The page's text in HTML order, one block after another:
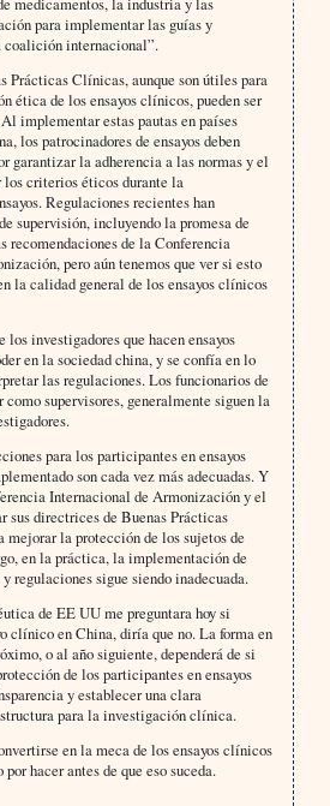
para implementar las guías y
coalición internacional”.
Prácticas Clínicas, aunque son útiles para
ética de los ensayos clínicos, pueden ser
implementar estas pautas en países
los patrocinadores de ensayos deben
garantizar la adherencia a las normas y el
los criterios éticos durante la
Regulaciones recientes han
supervisión, incluyendo la promesa de
recomendaciones de la Conferencia
pero aún tenemos que ver si esto
la calidad general de los ensayos clínicos
los investigadores que hacen ensayos
en la sociedad china, y se confía en lo
las regulaciones. Los funcionarios de
supervisores, generalmente siguen la
para los participantes en ensayos
son cada vez más adecuadas. Y
Internacional de Armonización y el
sus directrices de Buenas Prácticas
mejorar la protección de los sujetos de
en la práctica, la implementación de
regulaciones sigue siendo inadecuada.
de EE UU me preguntara hoy si
clínico en China, diría que no. La forma en
o al año siguiente, dependerá de si
de los participantes en ensayos
y establecer una clara
para la investigación clínica.
en la meca de los ensayos clínicos
hacer antes de que eso suceda.